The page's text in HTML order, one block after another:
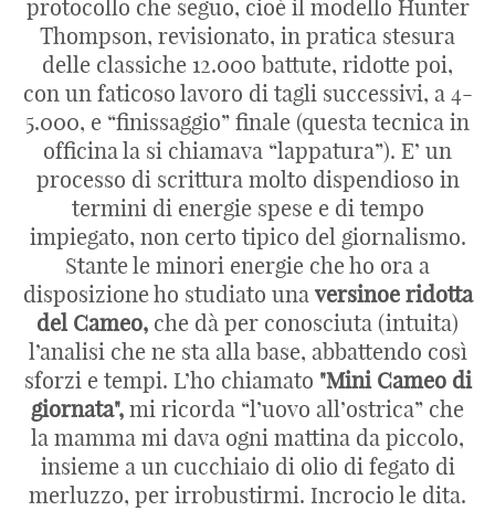
protocollo che seguo, cioè il modello Hunter
Thompson, revisionato, in pratica stesura
delle classiche 12.000 battute, ridotte poi,
con un faticoso lavoro di tagli successivi, a 4-
5.000, e “finissaggio” finale (questa tecnica in
officina la si chiamava “lappatura”). E’ un
processo di scrittura molto dispendioso in
termini di energie spese e di tempo
impiegato, non certo tipico del giornalismo.
Stante le minori energie che ho ora a
disposizione ho studiato una versinoe ridotta
del Cameo, che dà per conosciuta (intuita)
l’analisi che ne sta alla base, abbattendo così
sforzi e tempi. L’ho chiamato "Mini Cameo di
giornata", mi ricorda “l’uovo all’ostrica” che
la mamma mi dava ogni mattina da piccolo,
insieme a un cucchiaio di olio di fegato di
merluzzo, per irrobustirmi. Incrocio le dita.